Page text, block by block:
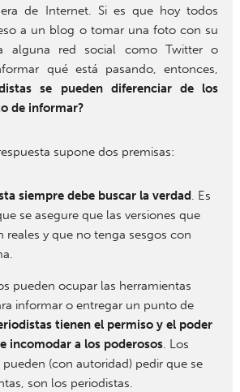
de Internet. Si es que hoy todos
a un blog o tomar una foto con su
alguna red social como Twitter o
qué está pasando, entonces,
se pueden diferenciar de los
de informar?
supone dos premisas:
siempre debe buscar la verdad. Es
se asegure que las versiones que
reales y que no tenga sesgos con
pueden ocupar las herramientas
informar o entregar un punto de
tienen el permiso y el poder
incomodar a los poderosos. Los
(con autoridad) pedir que se
son los periodistas.